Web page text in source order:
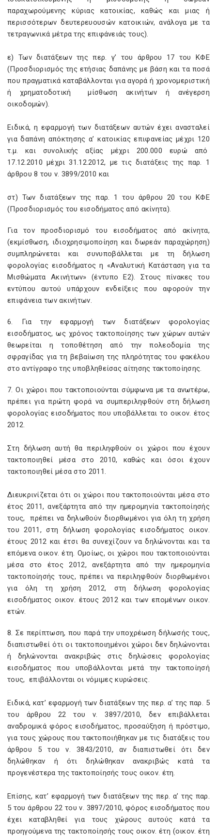
παραχωρούμενης κύριας κατοικίας, καθώς και μιας ή
περισσότερων δευτερευουσών κατοικιών, ανάλογα με τα
τετραγωνικά μέτρα της επιφάνειάς τους).
ε) Των διατάξεων της περ. γ’ του άρθρου 17 του ΚΦΕ
(Προσδιορισμός της ετήσιας δαπάνης με βάση και τα ποσά
που πραγματικά καταβάλλονται για αγορά ή χρονομεριστική
ή χρηματοδοτική μίσθωση ακινήτων ή ανέγερση
οικοδομών).
Ειδικά, η εφαρμογή των διατάξεων αυτών έχει ανασταλεί
για δαπάνη απόκτησης α’ κατοικίας επιφανείας μέχρι 120
τ.μ. και συνολικής αξίας μέχρι 200.000 ευρώ από
17.12.2010 μέχρι 31.12.2012, με τις διατάξεις της παρ. 1
άρθρου 8 του ν. 3899/2010 και
στ) Των διατάξεων της παρ. 1 του άρθρου 20 του ΚΦΕ
(Προσδιορισμός του εισοδήματος από ακίνητα).
Για τον προσδιορισμό του εισοδήματος από ακίνητα,
(εκμίσθωση, ιδιοχρησιμοποίηση και δωρεάν παραχώρηση)
συμπληρώνεται και συνυποβάλλεται με τη δήλωση
φορολογίας εισοδήματος η «Αναλυτική Κατάσταση για τα
Μισθώματα Ακινήτων» (έντυπο Ε2). Στους πίνακες του
εντύπου αυτού υπάρχουν ενδείξεις που αφορούν την
επιφάνεια των ακινήτων.
6. Για την εφαρμογή των διατάξεων φορολογίας
εισοδήματος, ως χρόνος τακτοποίησης των χώρων αυτών
θεωρείται η τοποθέτηση από την πολεοδομία της
σφραγίδας για τη βεβαίωση της πληρότητας του φακέλου
στο αντίγραφο της υποβληθείσας αίτησης τακτοποίησης.
7. Οι χώροι που τακτοποιούνται σύμφωνα με τα ανωτέρω,
πρέπει για πρώτη φορά να συμπεριληφθούν στη δήλωση
φορολογίας εισοδήματος που υποβάλλεται το οικον. έτος
2012.
Στη δήλωση αυτή θα περιληφθούν οι χώροι που έχουν
τακτοποιηθεί μέσα στο 2010, καθώς και όσοι έχουν
τακτοποιηθεί μέσα στο 2011.
Διευκρινίζεται ότι οι χώροι που τακτοποιούνται μέσα στο
έτος 2011, ανεξάρτητα από την ημερομηνία τακτοποίησής
τους, πρέπει να δηλωθούν διορθωμένοι για όλη τη χρήση
του 2011, στη δήλωση φορολογίας εισοδήματος οικον.
έτους 2012 και έτσι θα συνεχίζουν να δηλώνονται και τα
επόμενα οικον. έτη. Ομοίως, οι χώροι που τακτοποιούνται
μέσα στο έτος 2012, ανεξάρτητα από την ημερομηνία
τακτοποίησής τους, πρέπει να περιληφθούν διορθωμένοι
για όλη τη χρήση 2012, στη δήλωση φορολογίας
εισοδήματος οικον. έτους 2012 και των επομένων οικον.
ετών.
8. Σε περίπτωση, που παρά την υποχρέωση δήλωσής τους,
διαπιστωθεί ότι οι τακτοποιημένοι χώροι δεν δηλώνονται
ή δηλώνονται ανακριβώς στις δηλώσεις φορολογίας
εισοδήματος που υποβάλλονται μετά την τακτοποίησή
τους, επιβάλλονται οι νόμιμες κυρώσεις.
Ειδικά, κατ’ εφαρμογή των διατάξεων της περ. α’ της παρ. 5
του άρθρου 22 του ν. 3897/2010, δεν επιβάλλεται
αναδρομικά φόρος εισοδήματος, προσαύξηση ή πρόστιμο,
για τους χώρους που τακτοποιήθηκαν με τις διατάξεις του
άρθρου 5 του ν. 3843/2010, αν διαπιστωθεί ότι δεν
δηλώθηκαν ή ότι δηλώθηκαν ανακριβώς κατά τα
προγενέστερα της τακτοποίησής τους οικον. έτη.
Επίσης, κατ’ εφαρμογή των διατάξεων της περ. α’ της παρ.
5 του άρθρου 22 του ν. 3897/2010, φόρος εισοδήματος που
έχει καταβληθεί για τους χώρους αυτούς κατά τα
προηγούμενα της τακτοποίησής τους οικον. έτη (οικον. έτη